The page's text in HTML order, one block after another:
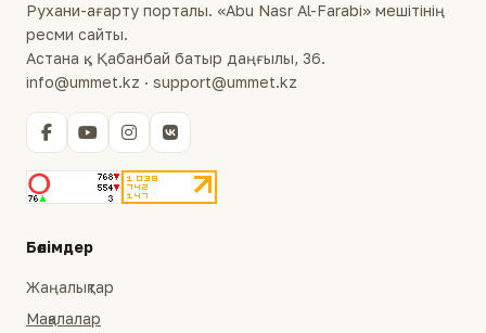
Рухани-ағарту порталы. «Abu Nasr Al-Farabi» мешітінің
ресми сайты.
Астана қ., Қабанбай батыр даңғылы, 36.
info@ummet.kz · support@ummet.kz
Бөлімдер
Жаңалықтар
Мақалалар